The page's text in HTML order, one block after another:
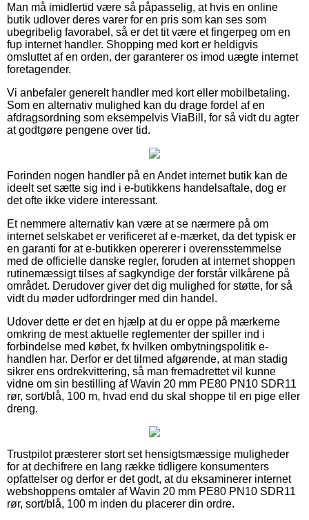
Man må imidlertid være så påpasselig, at hvis en online
butik udlover deres varer for en pris som kan ses som
ubegribelig favorabel, så er det tit være et fingerpeg om en
fup internet handler. Shopping med kort er heldigvis
omsluttet af en orden, der garanterer os imod uægte internet
foretagender.
Vi anbefaler generelt handler med kort eller mobilbetaling.
Som en alternativ mulighed kan du drage fordel af en
afdragsordning som eksempelvis ViaBill, for så vidt du agter
at godtgøre pengene over tid.
Forinden nogen handler på en Andet internet butik kan de
ideelt set sætte sig ind i e-butikkens handelsaftale, dog er
det ofte ikke videre interessant.
Et nemmere alternativ kan være at se nærmere på om
internet selskabet er verificeret af e-mærket, da det typisk er
en garanti for at e-butikken opererer i overensstemmelse
med de officielle danske regler, foruden at internet shoppen
rutinemæssigt tilses af sagkyndige der forstår vilkårene på
området. Derudover giver det dig mulighed for støtte, for så
vidt du møder udfordringer med din handel.
Udover dette er det en hjælp at du er oppe på mærkerne
omkring de mest aktuelle reglementer der spiller ind i
forbindelse med købet, fx hvilken ombytningspolitik e-
handlen har. Derfor er det tilmed afgørende, at man stadig
sikrer ens ordrekvittering, så man fremadrettet vil kunne
vidne om sin bestilling af Wavin 20 mm PE80 PN10 SDR11
rør, sort/blå, 100 m, hvad end du skal shoppe til en pige eller
dreng.
Trustpilot præsterer stort set hensigtsmæssige muligheder
for at dechifrere en lang række tidligere konsumenters
opfattelser og derfor er det godt, at du eksaminerer internet
webshoppens omtaler af Wavin 20 mm PE80 PN10 SDR11
rør, sort/blå, 100 m inden du placerer din ordre.